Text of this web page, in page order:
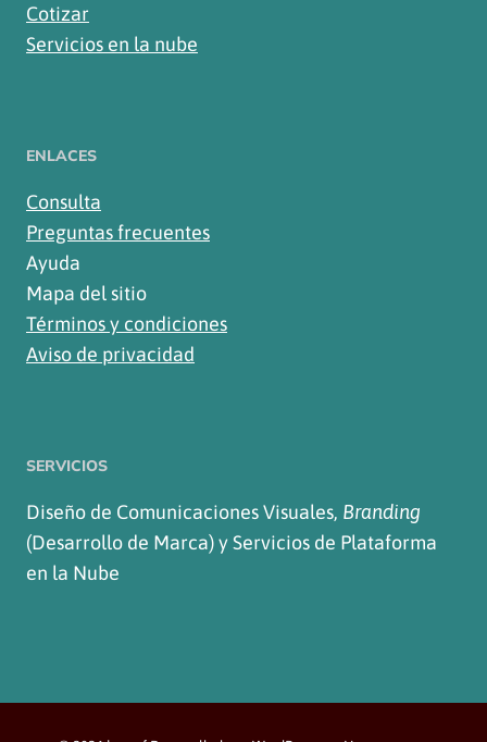
Cotizar
Servicios en la nube
ENLACES
Consulta
Preguntas frecuentes
Ayuda
Mapa del sitio
Términos y condiciones
Aviso de privacidad
SERVICIOS
Diseño de Comunicaciones Visuales, Branding
(Desarrollo de Marca) y Servicios de Plataforma
en la Nube